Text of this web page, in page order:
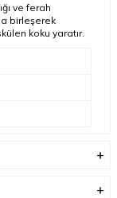
ve ferah
birleşerek
koku yaratır.